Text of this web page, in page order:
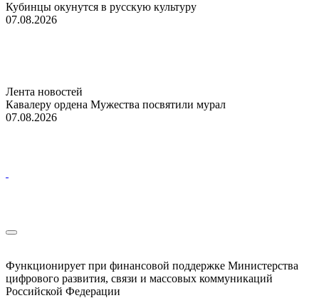
Кубинцы окунутся в русскую культуру
07.08.2026
Лента новостей
Кавалеру ордена Мужества посвятили мурал
07.08.2026
Функционирует при финансовой поддержке Министерства
цифрового развития, связи и массовых коммуникаций
Российской Федерации